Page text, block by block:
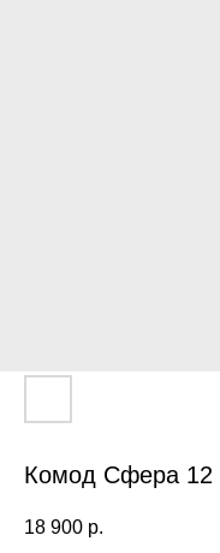
Комод Сфера 12
18 900 р.